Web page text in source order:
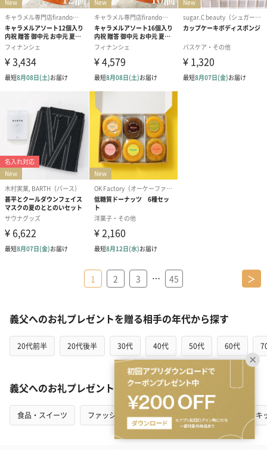
1 2 3 … 45 ＞
義父へのお礼プレゼントを贈る相手の年代から探す
20代前半 20代後半 30代 40代 50代 60代
義父へのお礼プレゼントをカテゴリから探す
食品・スイーツ ファッション インテリア キ